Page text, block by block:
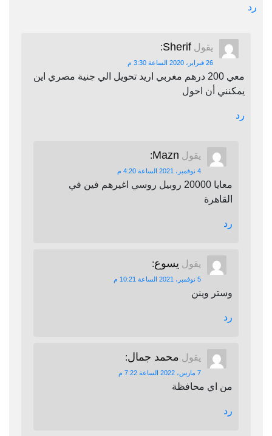
رد
يقول Sherif
:
26 فبراير، 2020 الساعة 3:30 م
معي 200 درهم مغربي اريد تحويل الي جنية مصري اين
يمكنني أن احول
رد
يقول Mazn
:
4 نوفمبر، 2021 الساعة 4:20 م
معايا 20000 روبيل روسي اغيرهم فين في
القاهرة
رد
يقول يسوع:
5 نوفمبر، 2021 الساعة 10:21 م
وستر وينن
رد
يقول محمد جمال:
7 مارس، 2022 الساعة 7:22 م
من اي محافظة
رد